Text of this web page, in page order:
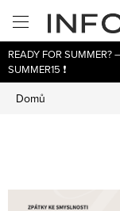
obsah
READY FOR SUMMER?
SUMMER15 ❗
Domů